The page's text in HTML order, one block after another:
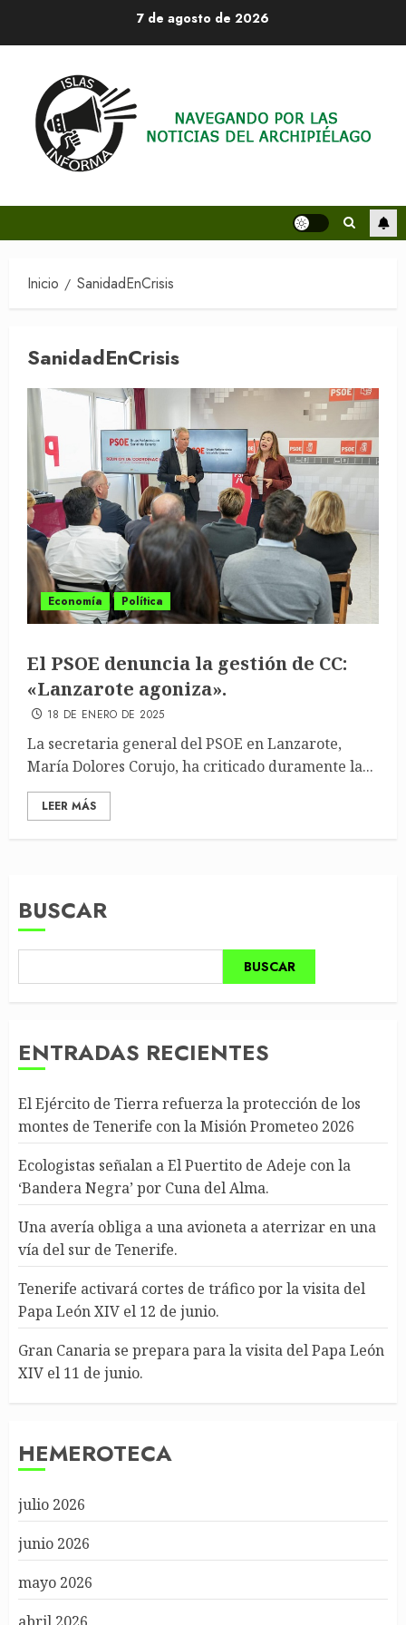
7 de agosto de 2026
Inicio SanidadEnCrisis
SanidadEnCrisis
Economía Política
El PSOE denuncia la gestión de CC:
«Lanzarote agoniza».
18 DE ENERO DE 2025
La secretaria general del PSOE en Lanzarote,
María Dolores Corujo, ha criticado duramente la...
LEER MÁS
BUSCAR
BUSCAR
ENTRADAS RECIENTES
El Ejército de Tierra refuerza la protección de los
montes de Tenerife con la Misión Prometeo 2026
Ecologistas señalan a El Puertito de Adeje con la
‘Bandera Negra’ por Cuna del Alma.
Una avería obliga a una avioneta a aterrizar en una
vía del sur de Tenerife.
Tenerife activará cortes de tráfico por la visita del
Papa León XIV el 12 de junio.
Gran Canaria se prepara para la visita del Papa León
XIV el 11 de junio.
HEMEROTECA
julio 2026
junio 2026
mayo 2026